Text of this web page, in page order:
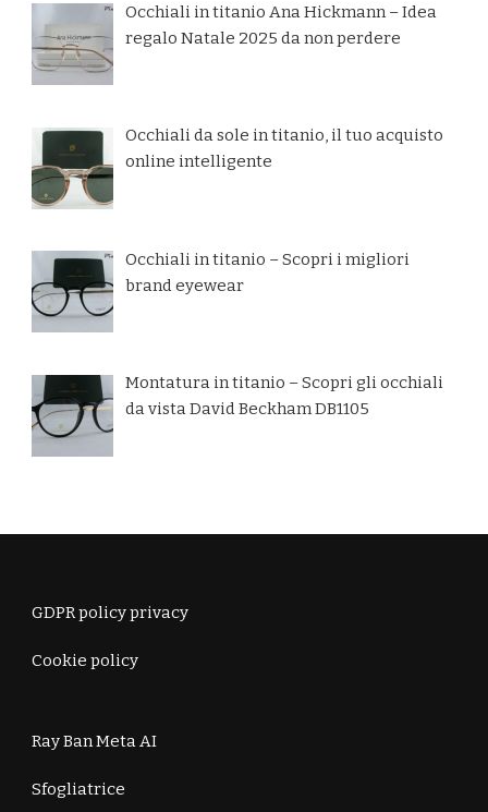
Occhiali in titanio Ana Hickmann – Idea
regalo Natale 2025 da non perdere
Occhiali da sole in titanio, il tuo acquisto
online intelligente
Occhiali in titanio – Scopri i migliori
brand eyewear
Montatura in titanio – Scopri gli occhiali
da vista David Beckham DB1105
GDPR policy privacy
Cookie policy
Ray Ban Meta AI
Sfogliatrice